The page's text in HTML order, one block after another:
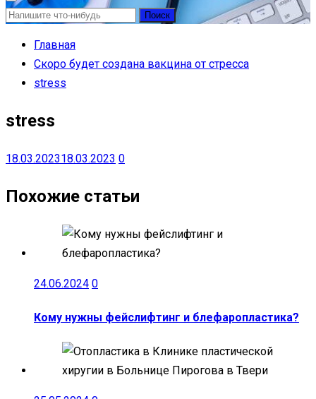
Найти:
Главная
Скоро будет создана вакцина от стресса
stress
stress
18.03.202318.03.2023 0
Похожие статьи
24.06.2024 0
Кому нужны фейслифтинг и блефаропластика?